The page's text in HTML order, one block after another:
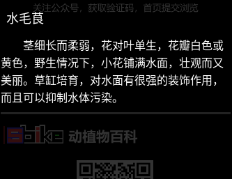
水毛茛
茎细长而柔弱，花对叶单生，花瓣白色或
黄色，野生情况下，小花铺满水面，壮观而又
美丽。草缸培育，对水面有很强的装饰作用，
而且可以抑制水体污染。